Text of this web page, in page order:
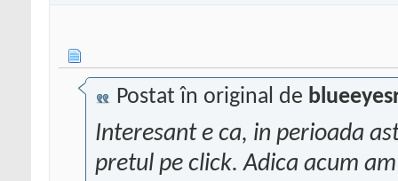
Postat în original de
Interesant e ca, in perioada
pretul pe click. Adica acum